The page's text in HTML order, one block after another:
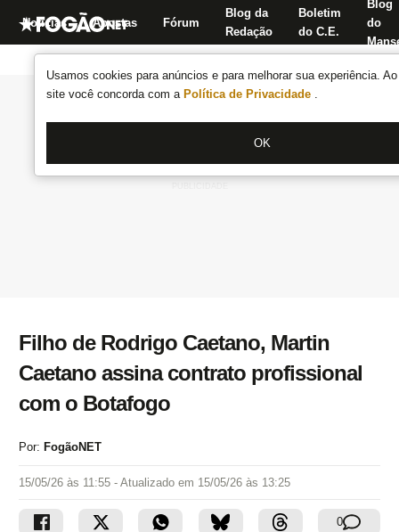
Usamos cookies para anúncios e para melhorar sua experiência.
site você concorda com a Política de Privacidade .
OK
Notícias Apostas Fórum
Blog da
Redação
Boletim
do C.E.
Blog
do
Filho de Rodrigo Caetano, Martin
Caetano assina contrato profissional
com o Botafogo
Por: FogãoNET
15/05/26 às 11:55 - Atualizado em 15/05/26 às 13:25
0